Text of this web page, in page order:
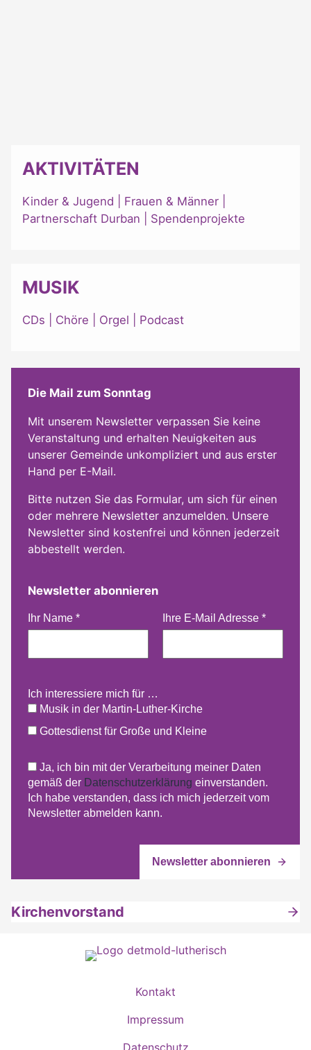
AKTIVITÄTEN
Kinder & Jugend Frauen & Männer
Partnerschaft Durban
Spendenprojekte
MUSIK
CDs Chöre Orgel Podcast
Die Mail zum Sonntag
Mit unserem Newsletter verpassen Sie keine
Veranstaltung und erhalten Neuigkeiten aus
unserer Gemeinde unkompliziert und aus erster
Hand per E-Mail.
Bitte nutzen Sie das Formular, um sich für einen
oder mehrere Newsletter anzumelden. Unsere
Newsletter sind kostenfrei und können jederzeit
abbestellt werden.
Newsletter abonnieren
Ihr Name * Ihre E-Mail Adresse *
Ich interessiere mich für …
Musik in der Martin-Luther-Kirche
Gottesdienst für Große und Kleine
Ja, ich bin mit der Verarbeitung meiner Daten
gemäß der Datenschutzerklärung einverstanden.
Ich habe verstanden, dass ich mich jederzeit vom
Newsletter abmelden kann.
Kirchenvorstand
Kontakt
Impressum
Datenschutz